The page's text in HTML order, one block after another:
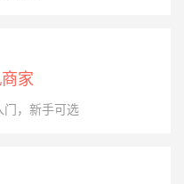
家
门，新手可选